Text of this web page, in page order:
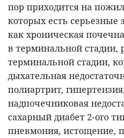
пор приходится на
которых есть серьезные
как хроническая
в терминальной стадии,
терминальной стадии,
дыхательная
полиартрит,
надпочечниковая
сахарный диабет 2-ого
пневмония, истощение,